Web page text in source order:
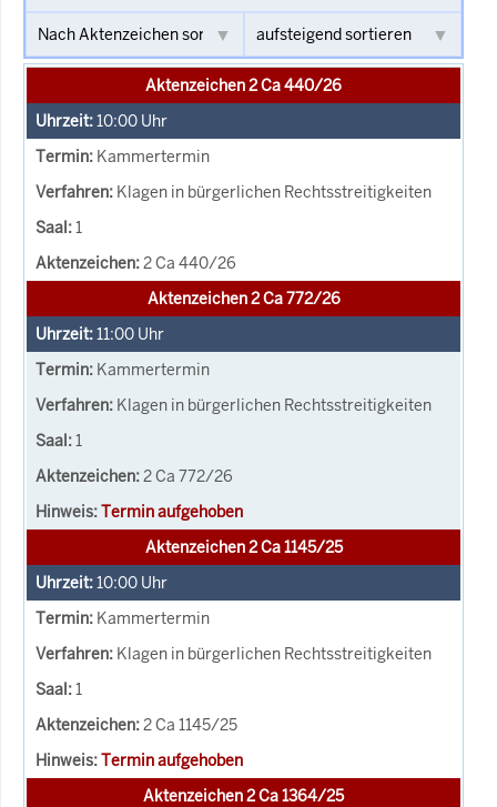
Aktenzeichen 2 Ca 440/26
10:00 Uhr
Kammertermin
Klagen in bürgerlichen Rechtsstreitigkeiten
1
2 Ca 440/26
Aktenzeichen 2 Ca 772/26
11:00 Uhr
Kammertermin
Klagen in bürgerlichen Rechtsstreitigkeiten
1
2 Ca 772/26
Termin aufgehoben
Aktenzeichen 2 Ca 1145/25
10:00 Uhr
Kammertermin
Klagen in bürgerlichen Rechtsstreitigkeiten
1
2 Ca 1145/25
Termin aufgehoben
Aktenzeichen 2 Ca 1364/25